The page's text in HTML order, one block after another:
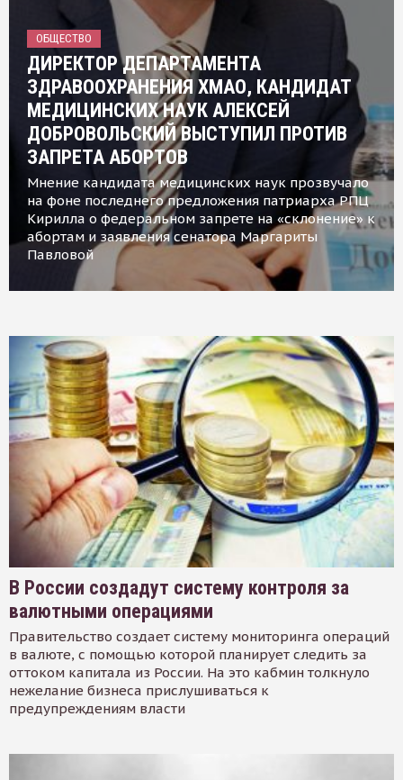
ОБЩЕСТВО
ДИРЕКТОР ДЕПАРТАМЕНТА
ЗДРАВООХРАНЕНИЯ ХМАО, КАНДИДАТ
МЕДИЦИНСКИХ НАУК АЛЕКСЕЙ
ДОБРОВОЛЬСКИЙ ВЫСТУПИЛ ПРОТИВ
ЗАПРЕТА АБОРТОВ
Мнение кандидата медицинских наук прозвучало
на фоне последнего предложения патриарха РПЦ
Кирилла о федеральном запрете на «склонение» к
абортам и заявления сенатора Маргариты
Павловой
В России создадут систему контроля за
валютными операциями
Правительство создает систему мониторинга операций
в валюте, с помощью которой планирует следить за
оттоком капитала из России. На это кабмин толкнуло
нежелание бизнеса прислушиваться к
предупреждениям власти